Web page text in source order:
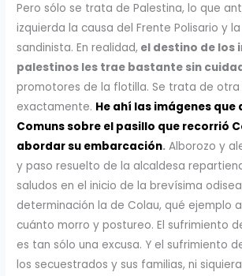
Pero sólo se trata de Palestina, lo que
izquierda la causa del Frente Polisario y
sandinista. En realidad, el destino de los
palestinos les trae bastante sin
promotores de la flotilla. Se trata de otra
exactamente. He ahí las imágenes
Comuns sobre el pasillo que recorrió
abordar su embarcación. Alborozo y
y paso resuelto de la alcaldesa
saludos en el inicio de la brevísima
determinación la de Colau, qué ejemplo
cuánto morro y postureo. El sufrimiento
es tan sólo una excusa. Y el sufrimiento
los secuestrados y sus familias, ni